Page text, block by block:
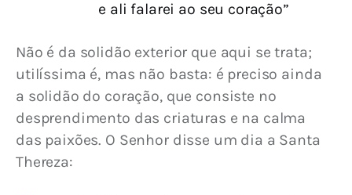
e ali falarei ao seu coração”
Não é da solidão exterior que aqui se trata;
utilíssima é, mas não basta: é preciso ainda
a solidão do coração, que consiste no
desprendimento das criaturas e na calma
das paixões. O Senhor disse um dia a Santa
Thereza: